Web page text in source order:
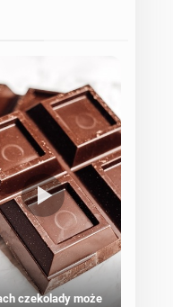
czekolady może